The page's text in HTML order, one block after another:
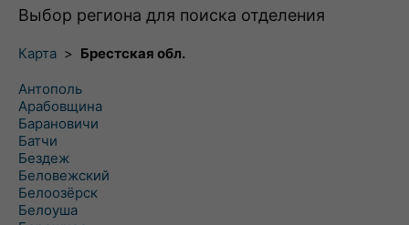
Выбор региона для поиска отделения
Карта > Брестская обл.
Антополь
Арабовщина
Барановичи
Батчи
Бездеж
Беловежский
Белоозёрск
Белоуша